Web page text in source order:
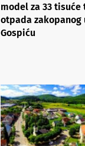
model za 33 tisuće
otpada zakopanog
Gospiću